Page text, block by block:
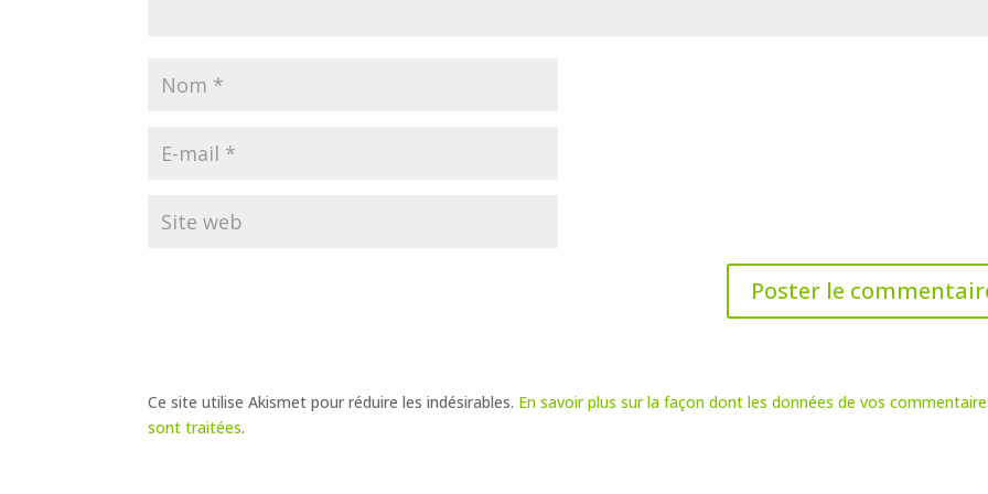
Ce site utilise Akismet pour réduire les indésirables. En savoir plus sur la façon dont les données de vos
sont traitées.